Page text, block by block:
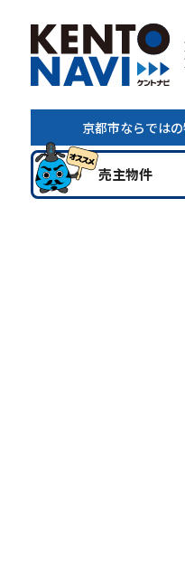
京都市ならではの
売主物件